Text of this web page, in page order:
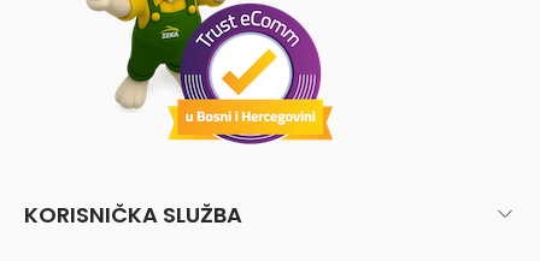
KORISNIČKA SLUŽBA